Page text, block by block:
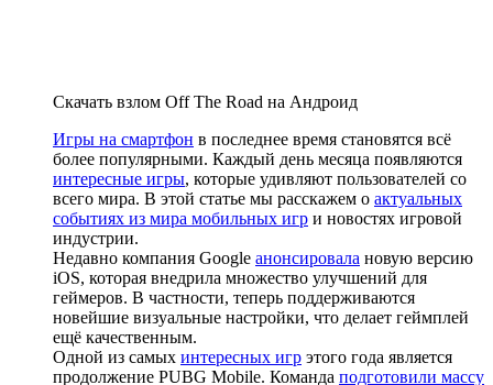
Скачать взлом Off The Road на Андроид
Игры на смартфон в последнее время становятся всё
более популярными. Каждый день месяца появляются
интересные игры, которые удивляют пользователей со
всего мира. В этой статье мы расскажем о актуальных
событиях из мира мобильных игр и новостях игровой
индустрии.
Недавно компания Google анонсировала новую версию
iOS, которая внедрила множество улучшений для
геймеров. В частности, теперь поддерживаются
новейшие визуальные настройки, что делает геймплей
ещё качественным.
Одной из самых интересных игр этого года является
продолжение PUBG Mobile. Команда подготовили массу